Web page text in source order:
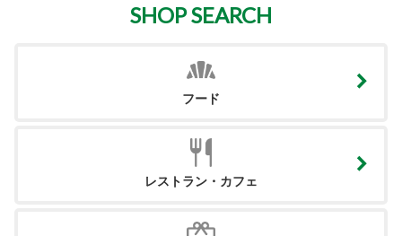
SHOP SEARCH
フード
レストラン・カフェ